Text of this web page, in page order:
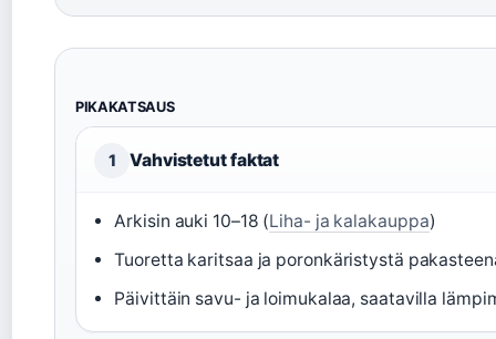
PIKAKATSAUS
1 Vahvistetut faktat
Arkisin auki 10–18 (Liha- ja kalakauppa)
Tuoretta karitsaa ja poronkäristystä
Päivittäin savu- ja loimukalaa, saatavilla